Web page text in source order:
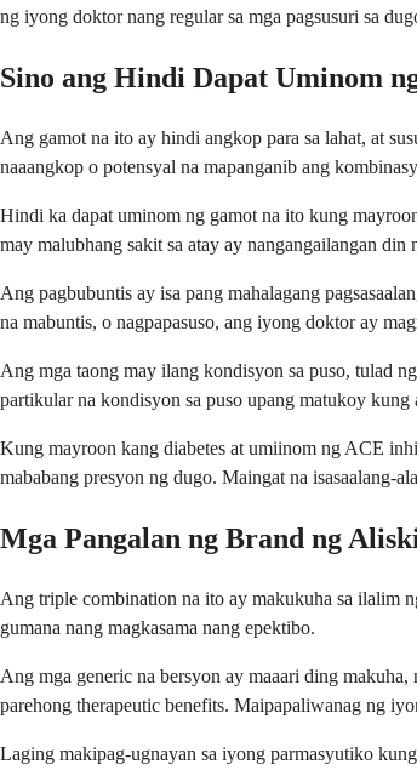
ng iyong doktor nang regular sa mga pagsusuri sa
Sino ang Hindi Dapat Uminom
Ang gamot na ito ay hindi angkop para sa lahat, at
naaangkop o potensyal na mapanganib ang
Hindi ka dapat uminom ng gamot na ito kung
may malubhang sakit sa atay ay nangangailangan
Ang pagbubuntis ay isa pang mahalagang
na mabuntis, o nagpapasuso, ang iyong doktor ay
Ang mga taong may ilang kondisyon sa puso, tulad
partikular na kondisyon sa puso upang matukoy
Kung mayroon kang diabetes at umiinom ng ACE
mababang presyon ng dugo. Maingat na isasaalang-
Mga Pangalan ng Brand ng
Ang triple combination na ito ay makukuha sa ilalim
gumana nang magkasama nang epektibo.
Ang mga generic na bersyon ay maaari ding
parehong therapeutic benefits. Maipapaliwanag ng
Laging makipag-ugnayan sa iyong parmasyutiko